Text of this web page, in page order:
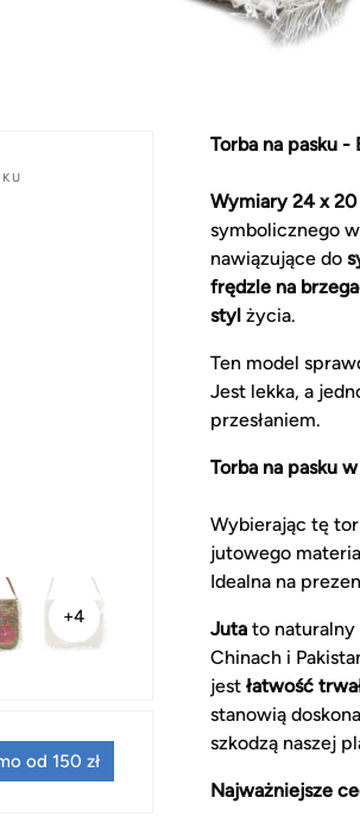
+4
od 150 zł
Torba na pasku -
Wymiary 24 x
symbolicznego
nawiązujące do
frędzle na
styl życia.
Ten model
Jest lekka, a
przesłaniem.
Torba na pasku
Wybierając tę
jutowego
Idealna na
Juta to naturalny
Chinach i
jest łatwość
stanowią
szkodzą naszej
Najważniejsze